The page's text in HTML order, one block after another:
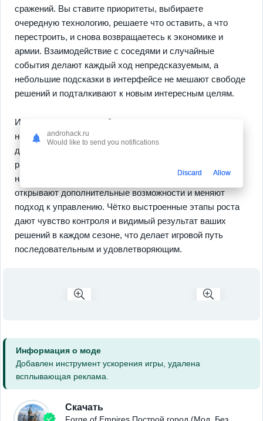
сражений. Вы ставите приоритеты, выбираете
очередную технологию, решаете что оставить, а что
перестроить, и снова возвращаетесь к экономике и
армии. Взаимодействие с соседями и случайные
события делают каждый ход непредсказуемым, а
небольшие подсказки в интерфейсе не мешают свободе
решений и подталкивают к новым интересным целям.
Игра опирается на удобные механики, понятные даже
новичку, и предлагает
дипломатические сделки и боевые операции которые
развиваются по нарастающей. Система прогрессии
награждает за разумные вложения, улучшения
открывают дополнительные возможности и меняют
подход к управлению. Чётко выстроенные этапы роста
дают чувство контроля и видимый результат ваших
решений в каждом сезоне, что делает игровой путь
последовательным и удовлетворяющим.
Информация о моде
Добавлен инструмент ускорения игры, удалена
всплывающая реклама.
Скачать
androhack.ru
Would like to send you notifications
Discard Allow